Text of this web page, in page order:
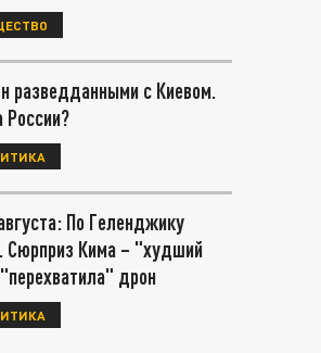
разведданными с Киевом.
России?
По Геленджику
Сюрприз Кима – "худший
дрон